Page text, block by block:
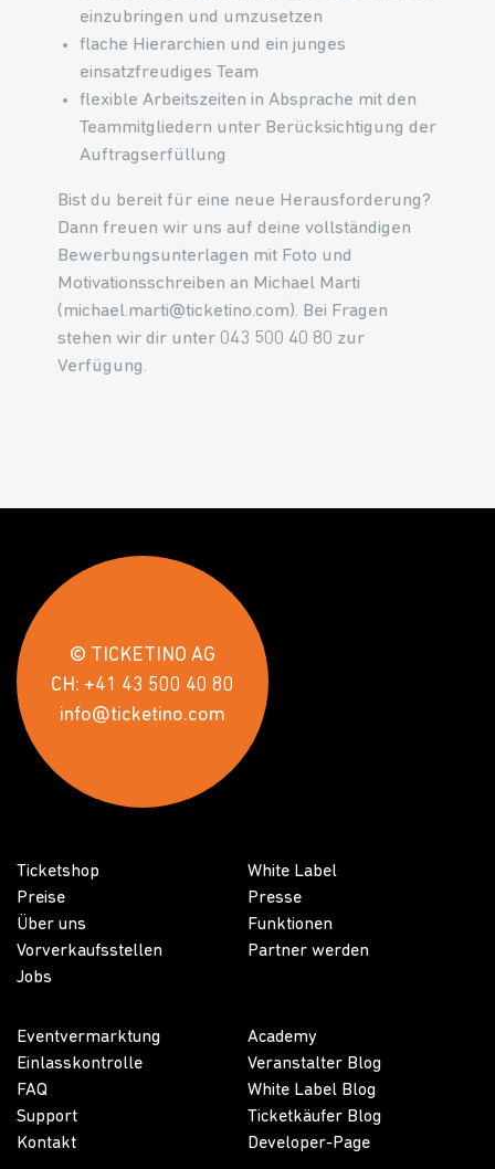
einzubringen und umzusetzen
flache Hierarchien und ein junges
einsatzfreudiges Team
flexible Arbeitszeiten in Absprache mit den
Teammitgliedern unter Berücksichtigung der
Auftragserfüllung
Bist du bereit für eine neue Herausforderung?
Dann freuen wir uns auf deine vollständigen
Bewerbungsunterlagen mit Foto und
Motivationsschreiben an Michael Marti
(michael.marti@ticketino.com). Bei Fragen
stehen wir dir unter 043 500 40 80 zur
Verfügung.
© TICKETINO AG
CH: +41 43 500 40 80
info@ticketino.com
Ticketshop
Preise
Über uns
Vorverkaufsstellen
Jobs
White Label
Presse
Funktionen
Partner werden
Eventvermarktung
Einlasskontrolle
FAQ
Support
Kontakt
Academy
Veranstalter Blog
White Label Blog
Ticketkäufer Blog
Developer-Page